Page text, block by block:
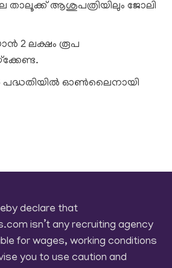
താലൂക്ക് ആശുപത്രിയിലും ജോലി
2 ലക്ഷം രൂപ
പദ്ധതിയിൽ ഓൺലൈനായി
declare that
isn’t any recruiting agency
for wages, working conditions
you to use caution and